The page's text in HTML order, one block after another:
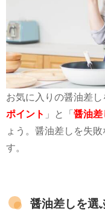
お気に入りの醤油差し
ポイント 」と「 醤油差
ょう。醤油差しを失
す。
醤油差しを選